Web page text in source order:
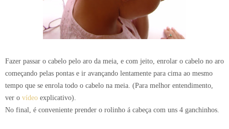
Fazer passar o cabelo pelo aro da meia, e com jeito, enrolar o cabelo no aro
começando pelas pontas e ir avançando lentamente para cima ao mesmo
tempo que se enrola todo o cabelo na meia. (Para melhor entendimento,
ver o vídeo explicativo).
No final, é conveniente prender o rolinho á cabeça com uns 4 ganchinhos.